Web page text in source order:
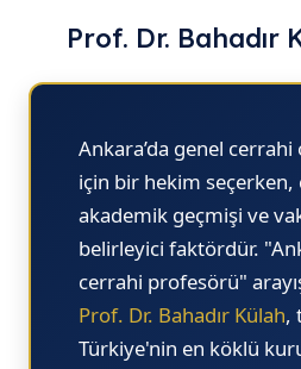
Prof. Dr. Bahadır
Ankara’da genel cerrahi
için bir hekim seçerken,
akademik geçmişi ve
belirleyici faktördür.
cerrahi profesörü"
Prof. Dr. Bahadır Külah,
Türkiye'nin en köklü